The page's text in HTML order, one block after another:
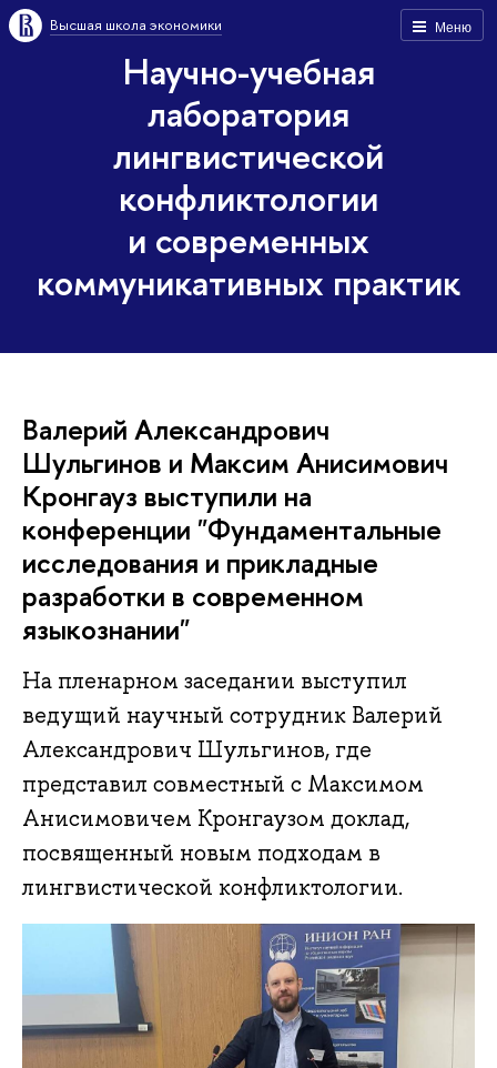
Меню
Высшая школа экономики
Научно-учебная
лаборатория
лингвистической
конфликтологии
и современных
коммуникативных практик
Валерий Александрович
Шульгинов и Максим Анисимович
Кронгауз выступили на
конференции "Фундаментальные
исследования и прикладные
разработки в современном
языкознании"
На пленарном заседании выступил
ведущий научный сотрудник Валерий
Александрович Шульгинов, где
представил совместный с Максимом
Анисимовичем Кронгаузом доклад,
посвященный новым подходам в
лингвистической конфликтологии.